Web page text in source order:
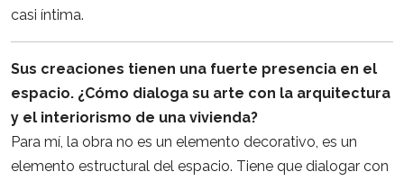
casi íntima.
Sus creaciones tienen una fuerte presencia en el
espacio. ¿Cómo dialoga su arte con la arquitectura
y el interiorismo de una vivienda?
Para mí, la obra no es un elemento decorativo, es un
elemento estructural del espacio. Tiene que dialogar con